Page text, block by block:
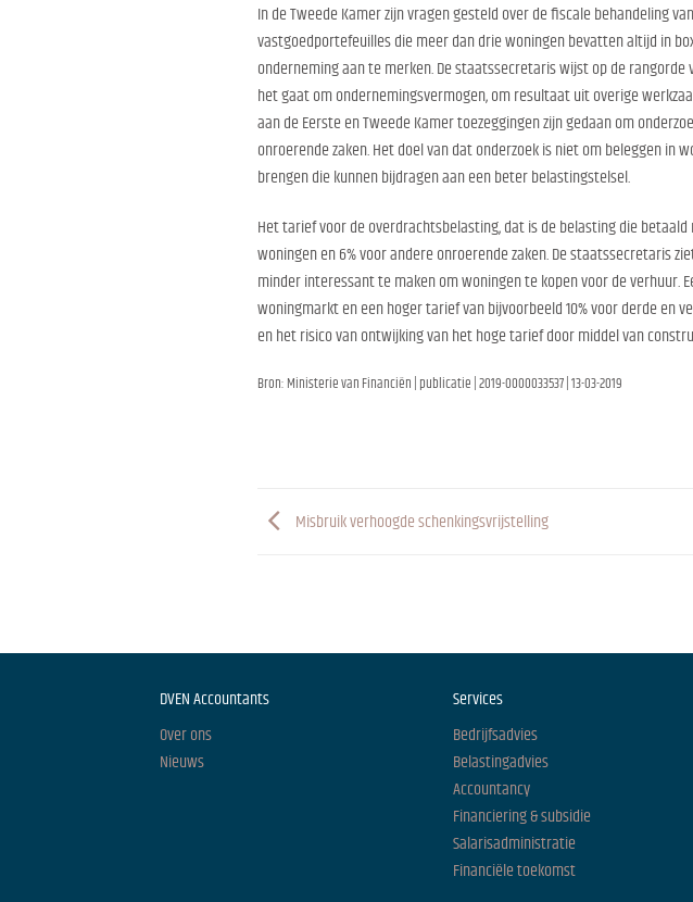
In de Tweede Kamer zijn vragen gesteld over de fiscale behandeling
vastgoedportefeuilles die meer dan drie woningen bevatten altijd in
onderneming aan te merken. De staatssecretaris wijst op de
het gaat om ondernemingsvermogen, om resultaat uit overige
aan de Eerste en Tweede Kamer toezeggingen zijn gedaan om
onroerende zaken. Het doel van dat onderzoek is niet om beleggen
brengen die kunnen bijdragen aan een beter belastingstelsel.
Het tarief voor de overdrachtsbelasting, dat is de belasting die
woningen en 6% voor andere onroerende zaken. De staatssecretaris
minder interessant te maken om woningen te kopen voor de
woningmarkt en een hoger tarief van bijvoorbeeld 10% voor derde
en het risico van ontwijking van het hoge tarief door middel van
Bron: Ministerie van Financiën | publicatie | 2019-0000033537 | 13-03-2019
Misbruik verhoogde schenkingsvrijstelling
DVEN Accountants
Over ons
Nieuws
Services
Bedrijfsadvies
Belastingadvies
Accountancy
Financiering & subsidie
Salarisadministratie
Financiële toekomst